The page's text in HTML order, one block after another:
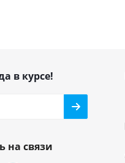
в курсе!
на связи